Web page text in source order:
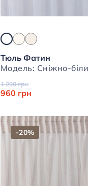
Тюль Фатин
1 200 грн
960 грн
-20%